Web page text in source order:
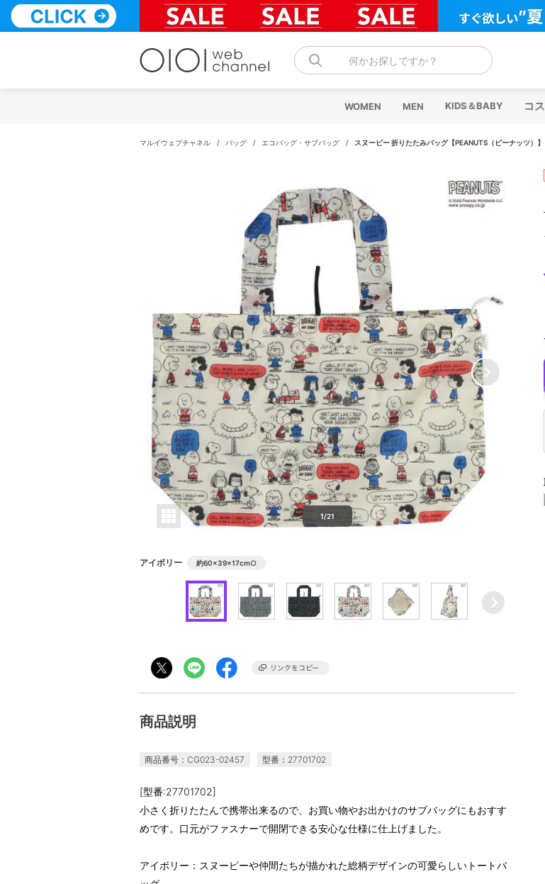
テ
何かお探しですか？
WOMEN MEN KIDS＆BABY コ
マルイウェブチャネル / バッグ / エコバッグ・サブバッグ / スヌーピー 折りたたみバッグ【PEANUTS（ピーナッツ）】
1/21
アイボリー 約60×39×17cm○
商品説明
商品番号：CG023-02457 型番：27701702
[型番:27701702]
小さく折りたたんで携帯出来るので、お買い物やお出かけのサブバッグにもおすす
めです。口元がファスナーで開閉できる安心な仕様に仕上げました。
アイボリー：スヌーピーや仲間たちが描かれた総柄デザインの可愛らしいトートバ